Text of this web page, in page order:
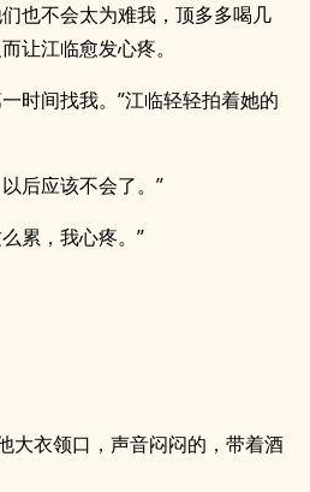
也不会太为难我，顶多多喝几
让江临愈发心疼。
时间找我。”江临轻轻拍着她的
后应该不会了。”
累，我心疼。”
大衣领口，声音闷闷的，带着酒